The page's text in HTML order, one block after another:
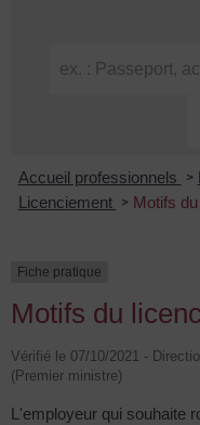
Accueil professionnels >
Licenciement > Motifs
Fiche pratique
Motifs du
Vérifié le 07/10/2021 -
(Premier ministre)
L'employeur qui souhaite